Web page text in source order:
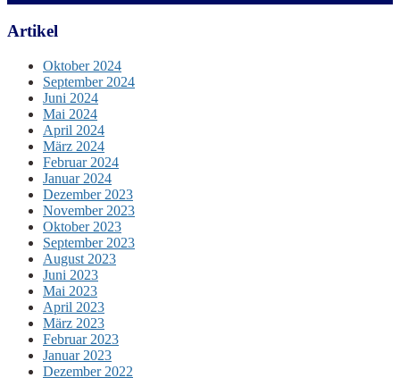
Artikel
Oktober 2024
September 2024
Juni 2024
Mai 2024
April 2024
März 2024
Februar 2024
Januar 2024
Dezember 2023
November 2023
Oktober 2023
September 2023
August 2023
Juni 2023
Mai 2023
April 2023
März 2023
Februar 2023
Januar 2023
Dezember 2022